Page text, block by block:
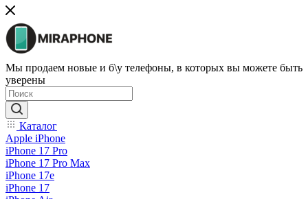
Мы продаем новые и б\у телефоны, в которых вы можете быть
уверены
Каталог
Apple iPhone
iPhone 17 Pro
iPhone 17 Pro Max
iPhone 17e
iPhone 17